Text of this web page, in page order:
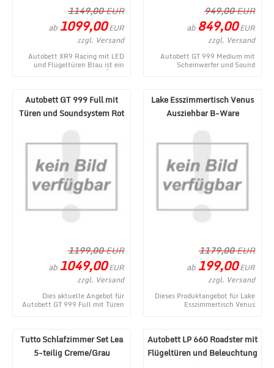
1149,00EUR
ab 1099,00EUR
zzgl. Versand
Autobett XR9 Racing mit LED
und Flügeltüren Blau ist ein
aktuelles Produkt im MÃ¶bel
949,00EUR
ab 849,00EUR
zzgl. Versand
Autobett GT 999 Medium mit
Scheinwerfer und Sound
Autobett GT 999 Full mit
Türen und Soundsystem Rot
1199,00EUR
ab 1049,00EUR
zzgl. Versand
Dies aktuelle Angebot für
Autobett GT 999 Full mit Türen
Lake Esszimmertisch Venus
Ausziehbar B-Ware
1179,00EUR
ab 199,00EUR
zzgl. Versand
Dieses Produktangebot für Lake
Esszimmertisch Venus
Tutto Schlafzimmer Set Lea
5-teilig Creme/Grau
Autobett LP 660 Roadster mit
Flügeltüren und Beleuchtung